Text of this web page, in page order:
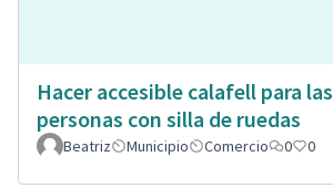
Hacer accesible calafell para las
personas con silla de ruedas
Beatriz Municipio Comercio 0 0